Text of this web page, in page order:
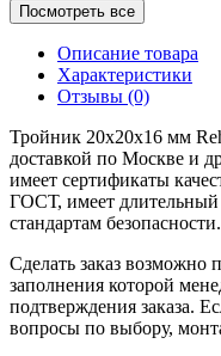
Посмотреть все
Описание товара
Характеристики
Отзывы (0)
Тройник 20x20x16 мм
доставкой по Москве и
имеет сертификаты
ГОСТ, имеет длительный
стандартам безопасности.
Сделать заказ
заполнения которой
подтверждения заказа.
вопросы по выбору,